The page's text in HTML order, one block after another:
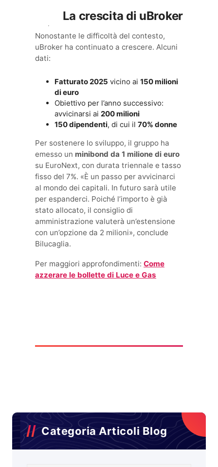
La crescita di uBroker
Nonostante le difficoltà del contesto,
uBroker ha continuato a crescere. Alcuni
dati:
Fatturato 2025 vicino ai 150 milioni
di euro
Obiettivo per l’anno successivo:
avvicinarsi ai 200 milioni
150 dipendenti, di cui il 70% donne
Per sostenere lo sviluppo, il gruppo ha
emesso un minibond da 1 milione di euro
su EuroNext, con durata triennale e tasso
fisso del 7%. «È un passo per avvicinarci
al mondo dei capitali. In futuro sarà utile
per espanderci. Poiché l’importo è già
stato allocato, il consiglio di
amministrazione valuterà un’estensione
con un’opzione da 2 milioni», conclude
Bilucaglia.
Per maggiori approfondimenti: Come
azzerare le bollette di Luce e Gas
Categoria Articoli Blog